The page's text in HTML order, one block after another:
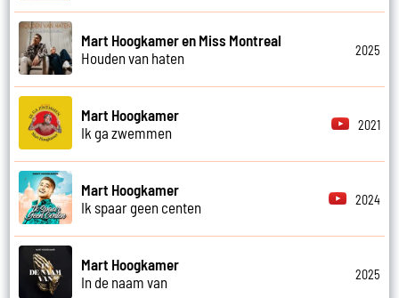
Mart Hoogkamer en Miss Montreal
Houden van haten
2025
Mart Hoogkamer
Ik ga zwemmen
2021
Mart Hoogkamer
Ik spaar geen centen
2024
Mart Hoogkamer
In de naam van
2025